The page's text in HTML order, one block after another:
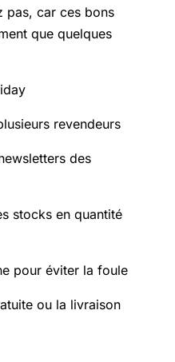
pas, car ces bons
que quelques
revendeurs
des
stocks en quantité
pour éviter la foule
ou la livraison